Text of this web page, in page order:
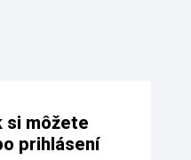
si môžete
prihlásení